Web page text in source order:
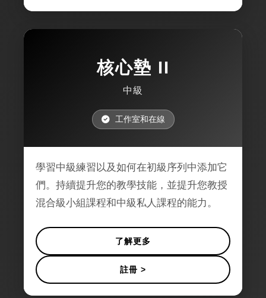
核心墊 II
中級
工作室和在線
學習中級練習以及如何在初級序列中添加它
們。持續提升您的教學技能，並提升您教授
混合級小組課程和中級私人課程的能力。
了解更多
註冊 >